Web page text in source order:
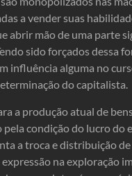
a vender suas
abrir mão de uma parte
sido forçados dessa
influência alguma no
do capitalista.
a produção atual de
condição do lucro do
a troca e distribuição
na exploração